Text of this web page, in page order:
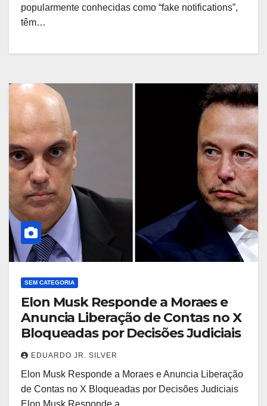
popularmente conhecidas como “fake notifications”,
têm…
SEM CATEGORIA
Elon Musk Responde a Moraes e
Anuncia Liberação de Contas no X
Bloqueadas por Decisões Judiciais
EDUARDO JR. SILVER
Elon Musk Responde a Moraes e Anuncia Liberação
de Contas no X Bloqueadas por Decisões Judiciais
Elon Musk Responde a…